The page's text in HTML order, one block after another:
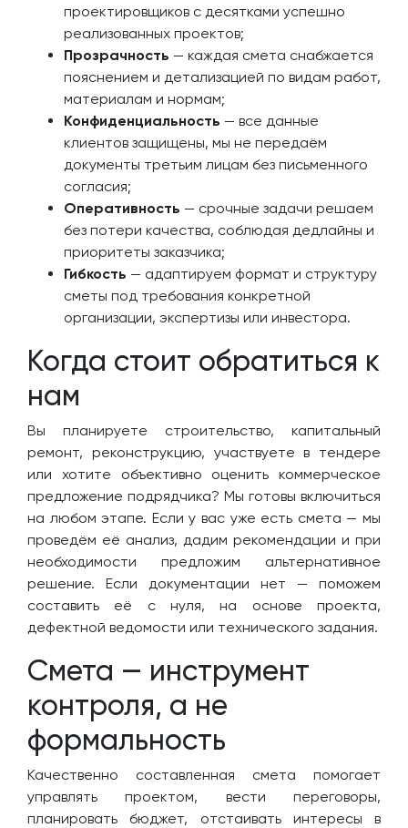
проектировщиков с десятками успешно
реализованных проектов;
Прозрачность — каждая смета снабжается
пояснением и детализацией по видам работ,
материалам и нормам;
Конфиденциальность — все данные
клиентов защищены, мы не передаём
документы третьим лицам без письменного
согласия;
Оперативность — срочные задачи решаем
без потери качества, соблюдая дедлайны и
приоритеты заказчика;
Гибкость — адаптируем формат и структуру
сметы под требования конкретной
организации, экспертизы или инвестора.
Когда стоит обратиться к
нам
Вы планируете строительство, капитальный
ремонт, реконструкцию, участвуете в тендере
или хотите объективно оценить коммерческое
предложение подрядчика? Мы готовы включиться
на любом этапе. Если у вас уже есть смета — мы
проведём её анализ, дадим рекомендации и при
необходимости предложим альтернативное
решение. Если документации нет — поможем
составить её с нуля, на основе проекта,
дефектной ведомости или технического задания.
Смета — инструмент
контроля, а не
формальность
Качественно составленная смета помогает
управлять проектом, вести переговоры,
планировать бюджет, отстаивать интересы в